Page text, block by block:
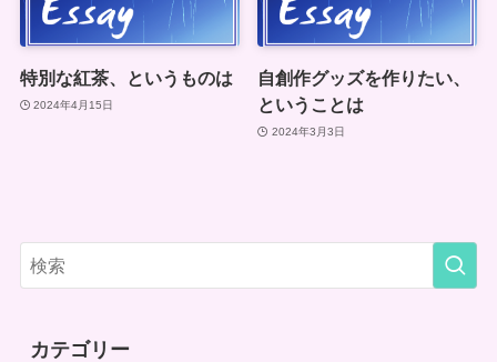
特別な紅茶、というものは
2024年4月15日
自創作グッズを作りたい、
ということは
2024年3月3日
カテゴリー